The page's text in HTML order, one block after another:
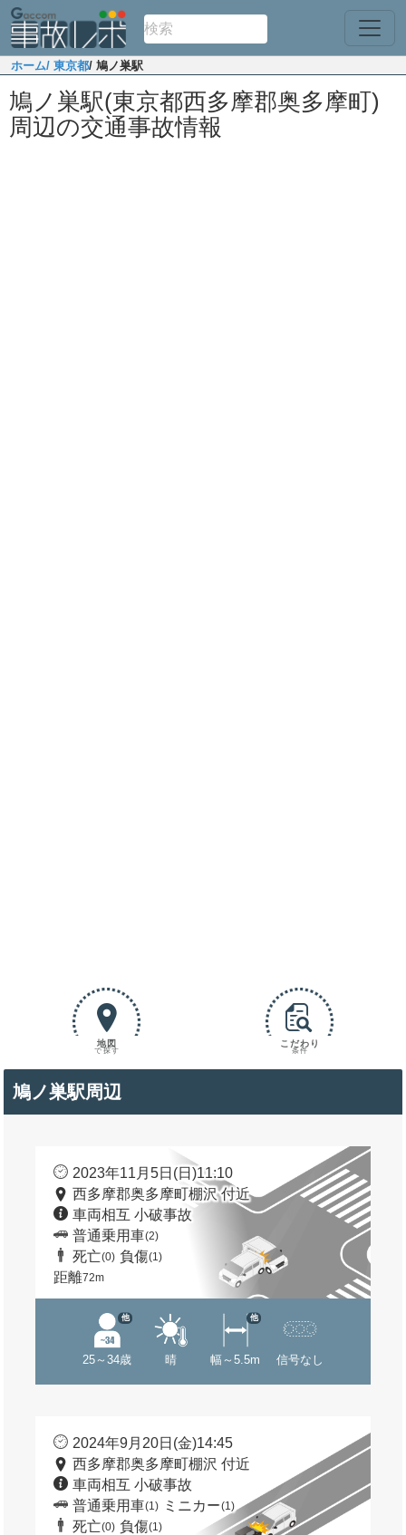
ホーム/ 東京都/ 鳩ノ巣駅
鳩ノ巣駅(東京都西多摩郡奥多摩町)
周辺の交通事故情報
地図
で探す
こだわり
条件
鳩ノ巣駅周辺
2023年11月5日(日)11:10
西多摩郡奥多摩町棚沢 付近
車両相互 小破事故
普通乗用車(2)
死亡(0) 負傷(1)
距離72m
25～34歳
他
晴 幅～5.5m
他
信号なし
2024年9月20日(金)14:45
西多摩郡奥多摩町棚沢 付近
車両相互 小破事故
普通乗用車(1) ミニカー(1)
死亡(0) 負傷(1)